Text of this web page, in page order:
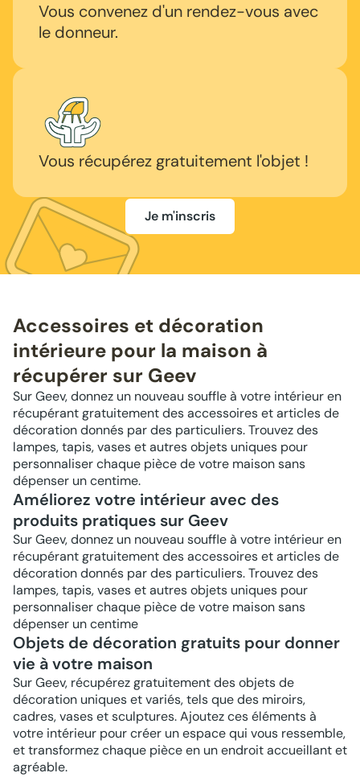
Vous convenez d'un rendez-vous avec
le donneur.
Vous récupérez gratuitement l'objet !
Je m'inscris
Accessoires et décoration
intérieure pour la maison à
récupérer sur Geev
Sur Geev, donnez un nouveau souffle à votre intérieur en
récupérant gratuitement des accessoires et articles de
décoration donnés par des particuliers. Trouvez des
lampes, tapis, vases et autres objets uniques pour
personnaliser chaque pièce de votre maison sans
dépenser un centime.
Améliorez votre intérieur avec des
produits pratiques sur Geev
Sur Geev, donnez un nouveau souffle à votre intérieur en
récupérant gratuitement des accessoires et articles de
décoration donnés par des particuliers. Trouvez des
lampes, tapis, vases et autres objets uniques pour
personnaliser chaque pièce de votre maison sans
dépenser un centime
Objets de décoration gratuits pour donner
vie à votre maison
Sur Geev, récupérez gratuitement des objets de
décoration uniques et variés, tels que des miroirs,
cadres, vases et sculptures. Ajoutez ces éléments à
votre intérieur pour créer un espace qui vous ressemble,
et transformez chaque pièce en un endroit accueillant et
agréable.